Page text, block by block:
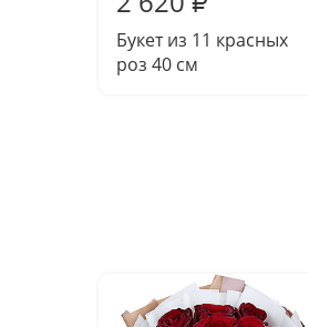
Букет из 11 красных
роз 40 см